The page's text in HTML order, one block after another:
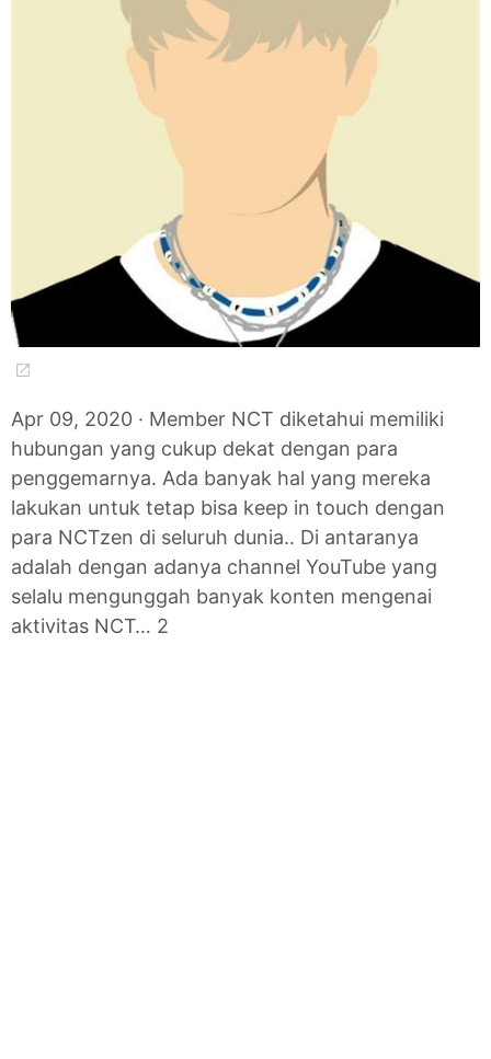
Apr 09, 2020 · Member NCT diketahui memiliki
hubungan yang cukup dekat dengan para
penggemarnya. Ada banyak hal yang mereka
lakukan untuk tetap bisa keep in touch dengan
para NCTzen di seluruh dunia.. Di antaranya
adalah dengan adanya channel YouTube yang
selalu mengunggah banyak konten mengenai
aktivitas NCT… 2